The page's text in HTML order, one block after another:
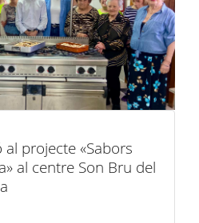
projecte «Sabors
al centre Son Bru del